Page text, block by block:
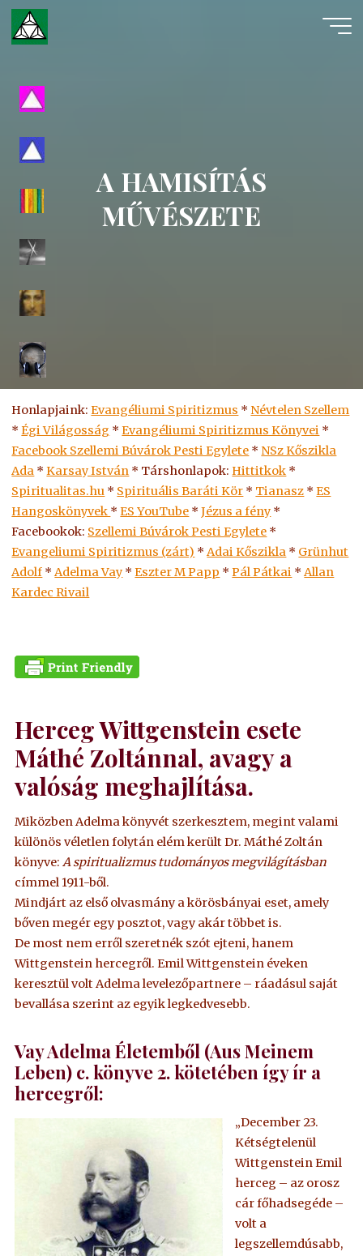
Skip
content
A HAMISÍTÁS
MŰVÉSZETE
Honlapjaink:Evangéliumi Spiritizmus * Névtelen Szellem
*Égi Világosság *Evangéliumi Spiritizmus Könyvei *
Facebook Szellemi Búvárok Pesti Egylete * NSz Kőszikla
Ada *Karsay István * Társhonlapok:Hittitkok *
Spiritualitas.hu * Spirituális Baráti Kör * Tianasz *ES
Hangoskönyvek *ESYouTube *Jézus a fény *
Facebookok: Szellemi Búvárok Pesti Egylete *
Evangeliumi Spiritizmus (zárt) *Adai Kőszikla * Grünhut
Adolf *Adelma Vay *Eszter M Papp *Pál Pátkai *Allan
Kardec Rivail
Herceg Wittgenstein esete
Máthé Zoltánnal, avagy a
valóság meghajlítása.
Miközben Adelma könyvét szerkesztem, megint valami
különös véletlen folytán elém került Dr. Máthé Zoltán
könyve: A spiritualizmus tudományos megvilágításban
címmel 1911-ből.
Mindjárt az első olvasmány a körösbányai eset, amely
bőven megér egy posztot, vagy akár többet is.
De most nem erről szeretnék szót ejteni, hanem
Wittgenstein hercegről. Emil Wittgenstein éveken
keresztül volt Adelma levelezőpartnere – ráadásul saját
bevallása szerint az egyik legkedvesebb.
Vay Adelma Életemből (Aus Meinem
Leben) c. könyve 2. kötetében így ír a
hercegről:
„December 23.
Kétségtelenül
Wittgenstein Emil
herceg – az orosz
cár főhadsegéde –
volt a
legszellemdúsabb,